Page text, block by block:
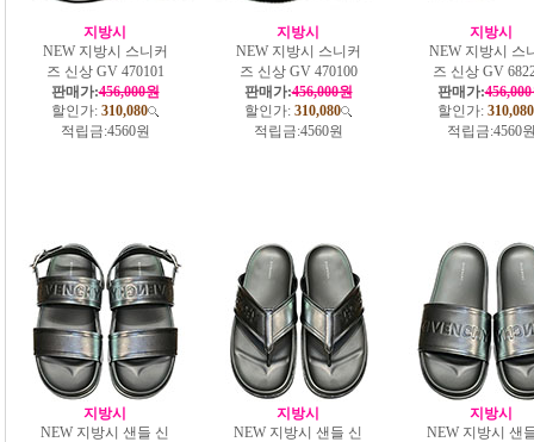
지방시
NEW 지방시 스니커
즈 신상 GV 470101
판매가:456,000원
할인가: 310,080
적립금:4560원
지방시
NEW 지방시 스니커
즈 신상 GV 470100
판매가:456,000원
할인가: 310,080
적립금:4560원
지방시
NEW 지방시 스
즈 신상 GV
판매가:
할인가: 310,080
적립금:4560
지방시
NEW 지방시 샌들 신
지방시
NEW 지방시 샌들 신
지방시
NEW 지방시 샌